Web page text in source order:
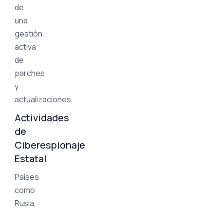
de
una
gestión
activa
de
parches
y
actualizaciones.
Actividades
de
Ciberespionaje
Estatal
Países
como
Rusia,